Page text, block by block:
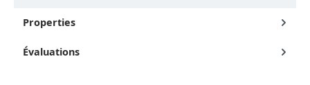
Properties
Évaluations